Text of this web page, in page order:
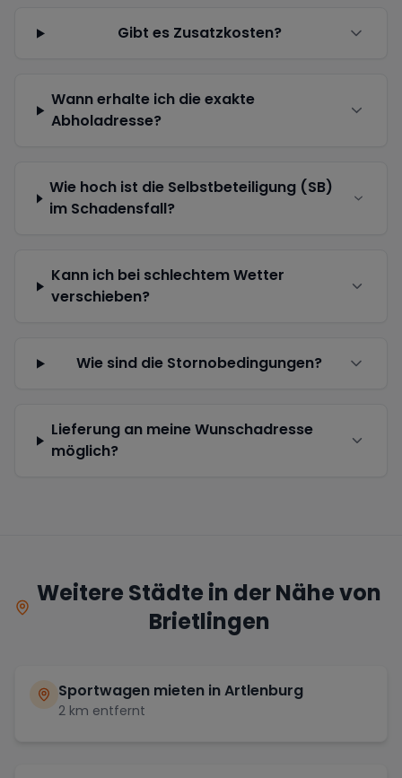
Gibt es Zusatzkosten?
Wann erhalte ich die exakte
Abholadresse?
Wie hoch ist die Selbstbeteiligung (SB)
im Schadensfall?
Kann ich bei schlechtem Wetter
verschieben?
Wie sind die Stornobedingungen?
Lieferung an meine Wunschadresse
möglich?
Weitere Städte in der Nähe von
Brietlingen
Sportwagen mieten inArtlenburg
2 km entfernt